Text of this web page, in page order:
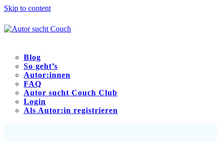
Skip to content
Blog
So geht’s
Autor:innen
FAQ
Autor sucht Couch Club
Login
Als Autor:in registrieren